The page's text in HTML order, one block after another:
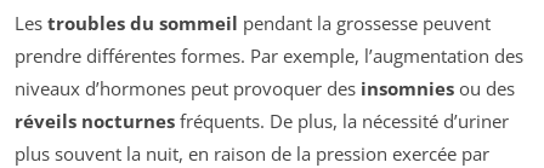
Les troubles du sommeil pendant la grossesse peuvent
prendre différentes formes. Par exemple, l’augmentation des
niveaux d’hormones peut provoquer des insomnies ou des
réveils nocturnes fréquents. De plus, la nécessité d’uriner
plus souvent la nuit, en raison de la pression exercée par